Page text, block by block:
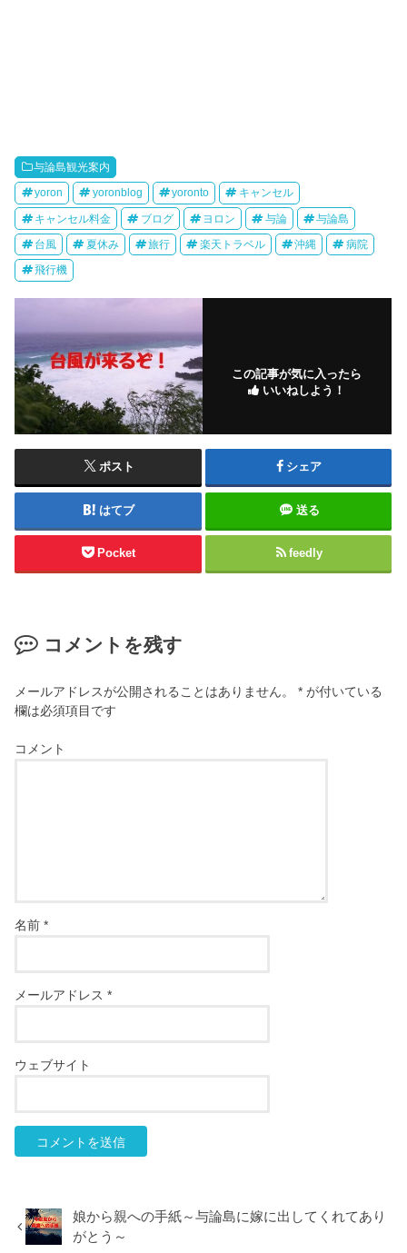
与論島観光案内
yoron yoronblog yoronto キャンセル
キャンセル料金 ブログ ヨロン 与論 与論島
台風 夏休み 旅行 楽天トラベル 沖縄 病院
飛行機
この記事が気に入ったら
いいねしよう！
ポスト シェア
はてブ 送る
Pocket feedly
コメントを残す
メールアドレスが公開されることはありません。 * が付いている
欄は必須項目です
コメント
名前*
メールアドレス*
ウェブサイト
娘から親への手紙～与論島に嫁に出してくれてあり
がとう～